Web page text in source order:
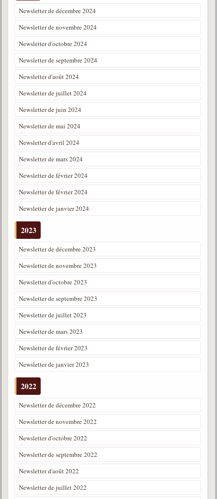
Newsletter de décembre 2024
Newsletter de novembre 2024
Newsletter d'octobre 2024
Newsletter de septembre 2024
Newsletter d'août 2024
Newsletter de juillet 2024
Newsletter de juin 2024
Newsletter de mai 2024
Newsletter d'avril 2024
Newsletter de mars 2024
Newsletter de février 2024
Newsletter de février 2024
Newsletter de janvier 2024
2023
Newsletter de décembre 2023
Newsletter de novembre 2023
Newsletter d'octobre 2023
Newsletter de septembre 2023
Newsletter de juillet 2023
Newsletter de mars 2023
Newsletter de février 2023
Newsletter de janvier 2023
2022
Newsletter de décembre 2022
Newsletter de novembre 2022
Newsletter d'octobre 2022
Newsletter de septembre 2022
Newsletter d'août 2022
Newsletter de juillet 2022